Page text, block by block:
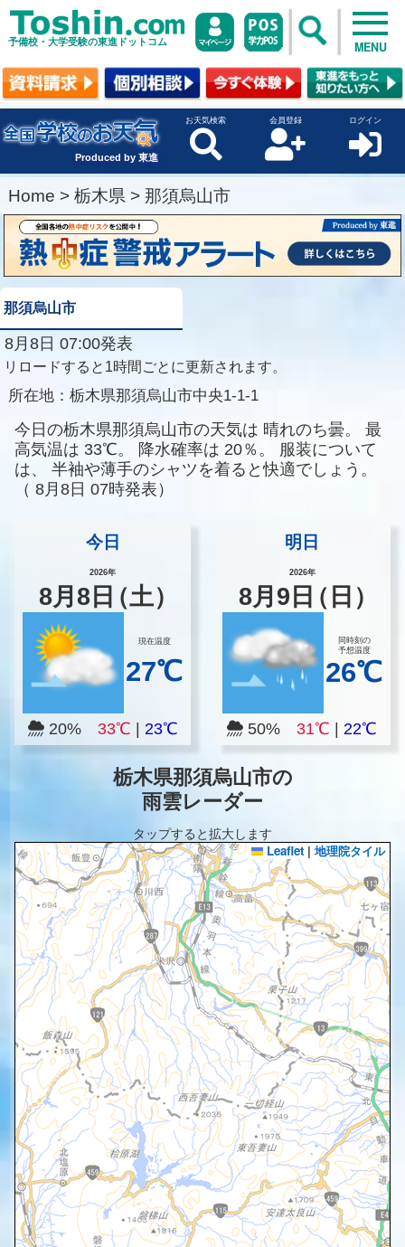
予備校・大学受験の東進ドットコム MENU
Produced by 東進
お天気検索 会員登録 ログイン
Home > 栃木県 > 那須烏山市
那須烏山市
8月8日 07:00発表
リロードすると1時間ごとに更新されます。
所在地： 栃木県那須烏山市中央1-1-1
今日の栃木県那須烏山市の天気は 晴れのち曇。
最
高気温は 33℃。 降水確率は 20％。
服装について
は、
半袖や薄手のシャツを着ると快適でしょう。
（ 8月8日 07時発表）
今日
2026年
8月8 日（土）
現在温度
27℃
20% 33℃ 23℃
明日
2026年
8月 9 日（日）
同時刻の
予想温度
26℃
50%31℃ |22℃
栃木県那須烏山市の
雨雲レーダー
タップすると拡大します
Leaflet | 地理院タイル